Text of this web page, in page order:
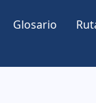
Glosario